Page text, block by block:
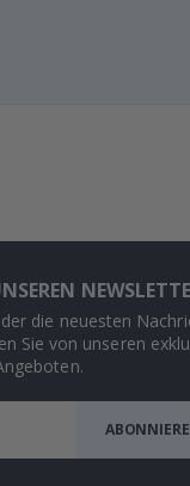
die neuesten
Sie von unseren